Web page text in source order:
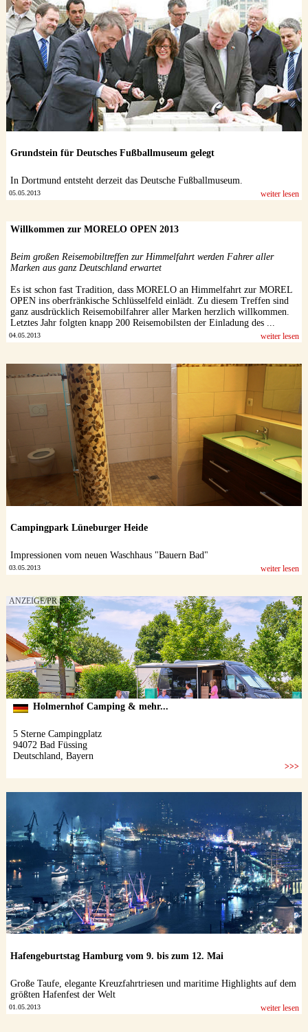
Grundstein für Deutsches Fußballmuseum gelegt
In Dortmund entsteht derzeit das Deutsche Fußballmuseum.
05.05.2013 weiter lesen
Willkommen zur MORELO OPEN 2013
Beim großen Reisemobiltreffen zur Himmelfahrt werden Fahrer aller
Marken aus ganz Deutschland erwartet
Es ist schon fast Tradition, dass MORELO an Himmelfahrt zur MOREL
OPEN ins oberfränkische Schlüsselfeld einlädt. Zu diesem Treffen sind
ganz ausdrücklich Reisemobilfahrer aller Marken herzlich willkommen.
Letztes Jahr folgten knapp 200 Reisemobilsten der Einladung des ...
04.05.2013 weiter lesen
Campingpark Lüneburger Heide
Impressionen vom neuen Waschhaus "Bauern Bad"
03.05.2013 weiter lesen
Hafengeburtstag Hamburg vom 9. bis zum 12. Mai
Große Taufe, elegante Kreuzfahrtriesen und maritime Highlights auf dem
größten Hafenfest der Welt
01.05.2013 weiter lesen